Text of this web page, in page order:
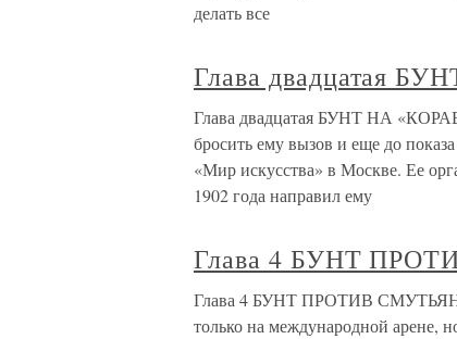
делать все
Глава двадцатая
Глава двадцатая БУНТ НА
бросить ему вызов и еще до
«Мир искусства» в Москве. Ее
1902 года направил ему
Глава 4 БУНТ
Глава 4 БУНТ ПРОТИВ СМУТЬЯНА
только на международной арене,